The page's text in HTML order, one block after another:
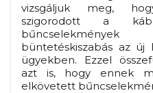
vizsgáljuk meg,
szigorodott a
büntetéskiszabás az
ügyekben. Ezzel
azt is, hogy ennek
elkövetett